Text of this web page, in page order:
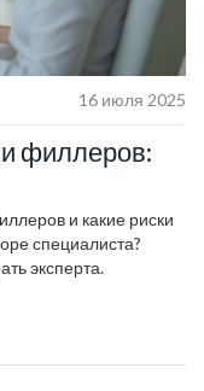
16 июля 2025
филлеров:
и какие риски
специалиста?
эксперта.